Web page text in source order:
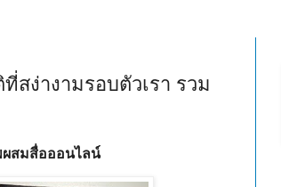
สง่างามรอบตัวเรา รวม
สมสื่อออนไลน์